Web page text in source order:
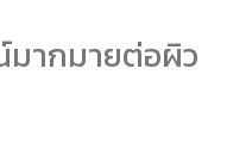
มากมายต่อผิว